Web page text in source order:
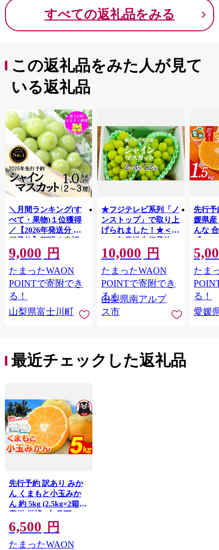
すべての返礼品をみる
この返礼品をみた人が見て
いる返礼品
＼月間ランキング(す
べて・果物)１位獲得
／【2026年発送分 先
行予約】頬張る幸福
感 〜緑の宝石・ シ
ャインマスカット 〜
１ｋｇ以上（２〜３
房） フルーツ 山梨県
産 果物 くだもの シャ
イン マスカット ぶど
う ブドウ 葡萄 大粒 種
9,000 円
たまったWAON
POINTで寄附でき
る！
山梨県富士川町
★フジテレビ系列「ノ
ンストップ」で取り上
げられました！★＜
2026年発送先行予約＞
南アルプス市産シャイ
ンマスカット1.2kg以
上（2～3房） クール
便発送 ALPAG007
10,000 円
たまったWAON
POINTで寄附でき
る！
山梨県南アルプ
ス市
先行予
媛県産
んな
『
出荷
ご自宅
マド
あり
ツ 高
産地直
レンジ
たま
る！
愛媛
最近チェックした返礼品
先行予約 訳あり みか
ん くまもと小玉みか
ん 約 5kg (2.5kg×2箱)
蜜柑 柑橘 《9月下
旬-12月下旬頃出荷》
ご家庭用 小玉 たっぷ
り 熊本県産 S-3Sサイ
6,500 円
たまったWAON